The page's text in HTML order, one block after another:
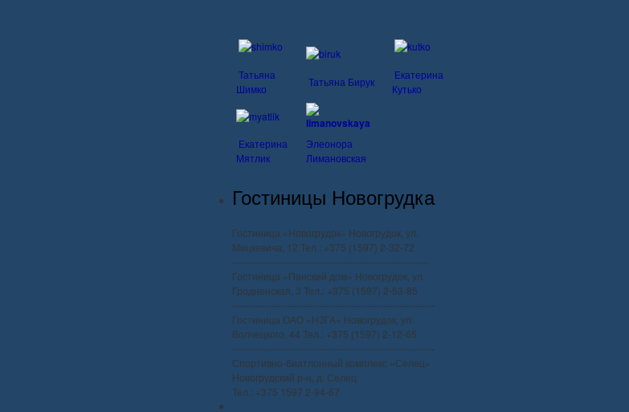
Татьяна
Шимко
Татьяна Бирук
Екатерина
Кутько
Екатерина
Мятлик
Элеонора
Лимановская
Гостиницы Новогрудка
Гостиница «Новогрудок» Новогрудок, ул.
Мицкевича, 12 Тел.: +375 (1597) 2-32-72
-------------------------------------------------------------
Гостиница «Панский дом» Новогрудок, ул.
Гродненская, 3 Тел.: +375 (1597) 2-53-85
---------------------------------------------------------------
Гостиница ОАО «НЗГА» Новогрудок, ул.
Волчецкого, 44 Тел.: +375 (1597) 2-12-65
---------------------------------------------------------------
Спортивно-биатлонный комплекс «Селец»
Новогрудский р-н, д. Селец
Тел.: +375 1597 2-94-67